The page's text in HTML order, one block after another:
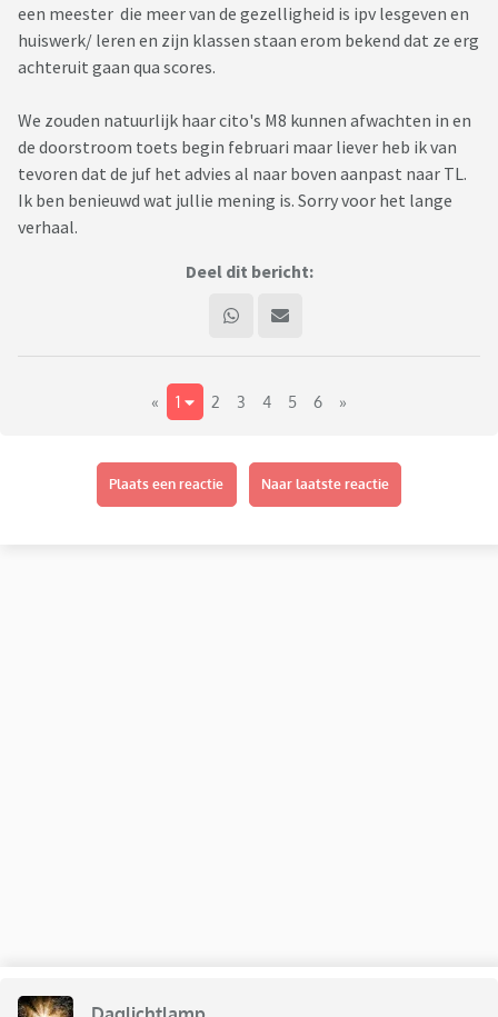
een meester die meer van de gezelligheid is ipv lesgeven en
huiswerk/ leren en zijn klassen staan erom bekend dat ze erg
achteruit gaan qua scores.
We zouden natuurlijk haar cito's M8 kunnen afwachten in en
de doorstroom toets begin februari maar liever heb ik van
tevoren dat de juf het advies al naar boven aanpast naar TL.
Ik ben benieuwd wat jullie mening is. Sorry voor het lange
verhaal.
Deel dit bericht:
« 1 2 3 4 5 6 »
Plaats een reactie Naar laatste reactie